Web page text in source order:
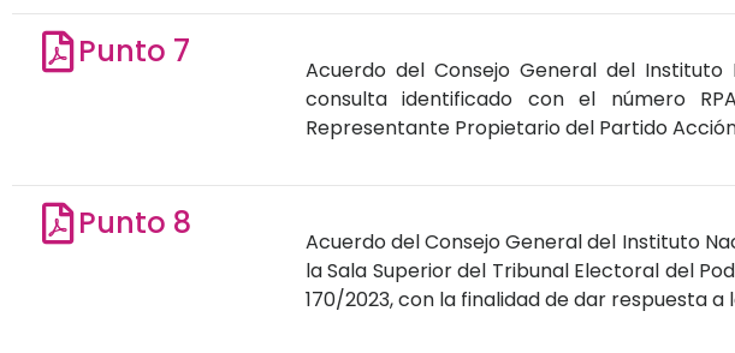
Punto 7
Acuerdo del Consejo General del
consulta identificado con el número
Representante Propietario del Partido
Punto 8
Acuerdo del Consejo General del Instituto
la Sala Superior del Tribunal Electoral del
170/2023, con la finalidad de dar respuesta